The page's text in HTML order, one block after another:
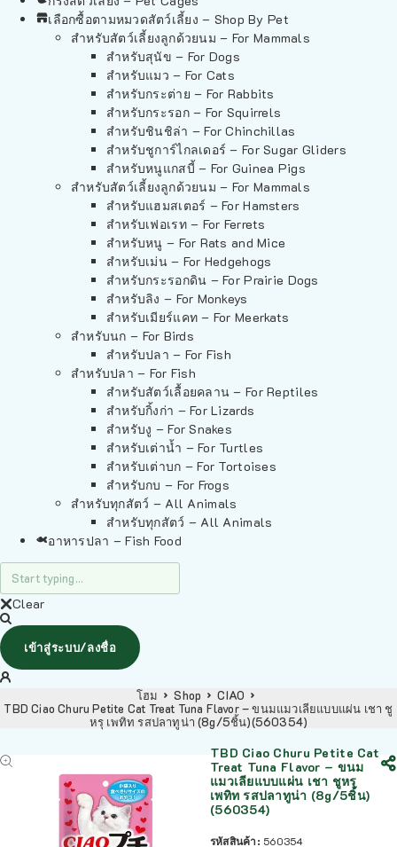
เลือกซื้อตามหมวดสัตว์เลี้ยง – Shop By Pet
สำหรับสัตว์เลี้ยงลูกด้วยนม – For Mammals
สำหรับสุนัข – For Dogs
สำหรับแมว – For Cats
สำหรับกระต่าย – For Rabbits
สำหรับกระรอก – For Squirrels
สำหรับชินชิล่า – For Chinchillas
สำหรับชูการ์ไกลเดอร์ – For Sugar Gliders
สำหรับหนูแกสบี้ – For Guinea Pigs
สำหรับสัตว์เลี้ยงลูกด้วยนม – For Mammals
สำหรับแฮมสเตอร์ – For Hamsters
สำหรับเฟอเรท – For Ferrets
สำหรับหนู – For Rats and Mice
สำหรับเม่น – For Hedgehogs
สำหรับกระรอกดิน – For Prairie Dogs
สำหรับลิง – For Monkeys
สำหรับเมียร์แคท – For Meerkats
สำหรับนก – For Birds
สำหรับปลา – For Fish
สำหรับปลา – For Fish
สำหรับสัตว์เลื้อยคลาน – For Reptiles
สำหรับกิ้งก่า – For Lizards
สำหรับงู – For Snakes
สำหรับเต่าน้ำ – For Turtles
สำหรับเต่าบก – For Tortoises
สำหรับกบ – For Frogs
สำหรับทุกสัตว์ – All Animals
สำหรับทุกสัตว์ – All Animals
อาหารปลา – Fish Food
Clear
เข้าสู่ระบบ/ลงชื่อ
โฮม Shop
CIAO
TBD Ciao Churu Petite Cat Treat Tuna Flavor – ขนมแมวเลียแบบแผ่น เชา ชู
หรุ เพทิท รสปลาทูน่า (8g/5ชิ้น)(560354)
TBD Ciao Churu Petite Cat
Treat Tuna Flavor – ขนม
แมวเลียแบบแผ่น เชา ชูหรุ
เพทิท รสปลาทูน่า (8g/5ชิ้น)
(560354)
รหัสสินค้า: 560354